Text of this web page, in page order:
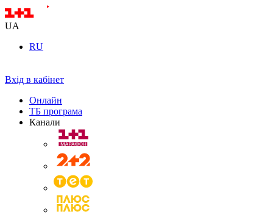
UA
RU
Вхід в кабінет
Онлайн
ТБ програма
Канали